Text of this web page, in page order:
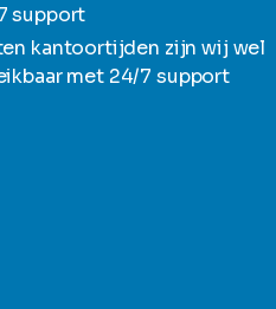
support
kantoortijden zijn wij wel
met 24/7 support